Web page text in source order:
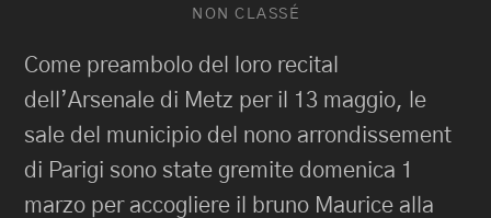
NON CLASSÉ
Come preambolo del loro recital
dell’Arsenale di Metz per il 13 maggio, le
sale del municipio del nono arrondissement
di Parigi sono state gremite domenica 1
marzo per accogliere il bruno Maurice alla